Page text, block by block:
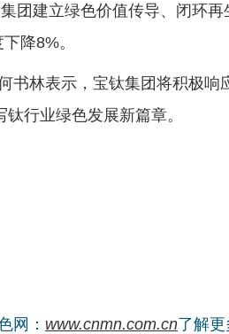
团建立绿色价值传导、闭环
降8%。
书林表示，宝钛集团将积极响
行业绿色发展新篇章。
网： www.cnmn.com.cn了解更